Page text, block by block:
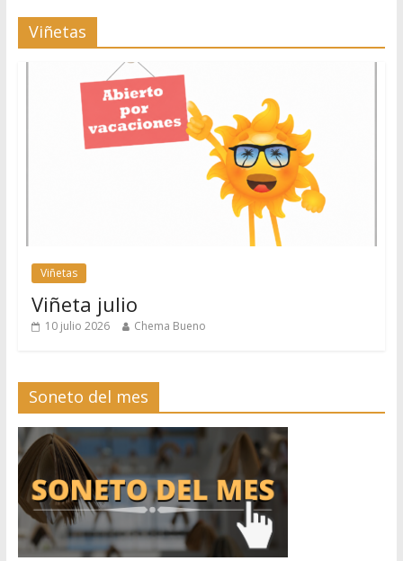
Viñetas
Viñetas
Viñeta julio
10 julio 2026 Chema Bueno
Soneto del mes